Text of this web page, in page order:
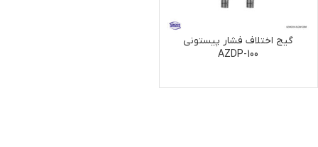
گیج اختلاف فشار پیستونی
AZDP-100